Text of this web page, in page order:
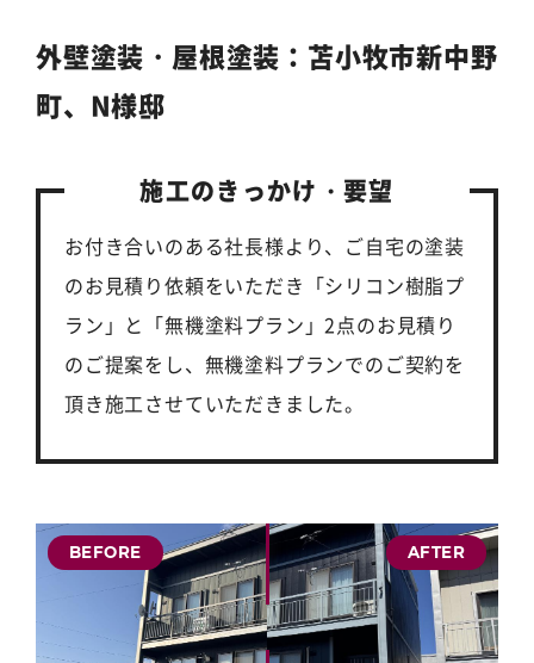
外壁塗装 ・ 屋根塗装 ：苫小牧市新中野
町、N様邸
施工のきっかけ・要望
お付き合いのある社長様より、ご自宅の塗装
のお見積り依頼をいただき「シリコン樹脂プ
ラン」と「無機塗料プラン」2点のお見積り
のご提案をし、無機塗料プランでのご契約を
頂き施工させていただきました。